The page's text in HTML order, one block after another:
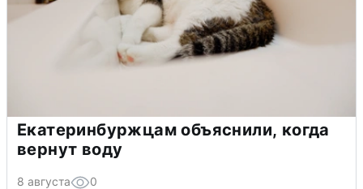
Екатеринбуржцам объяснили, когда
вернут воду
8 августа 0